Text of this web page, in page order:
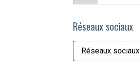
Réseaux sociaux
Réseaux sociaux